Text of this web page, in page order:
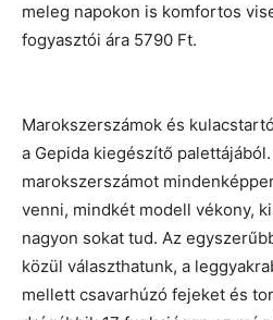
meleg napokon is komfortos
fogyasztói ára 5790 Ft.
Marokszerszámok és
a Gepida kiegészítő
marokszerszámot
venni, mindkét modell vékony,
nagyon sokat tud. Az
közül választhatunk, a
mellett csavarhúzó fejeket és